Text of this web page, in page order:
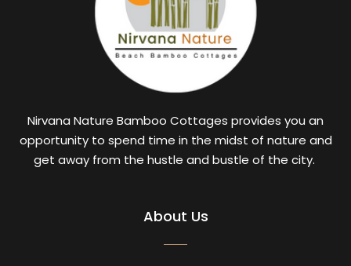
Nirvana Nature Bamboo Cottages provides you an
opportunity to spend time in the midst of nature and
get away from the hustle and bustle of the city.
About Us